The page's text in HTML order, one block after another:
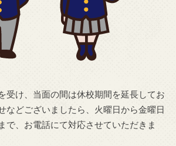
受け、当面の間は休校期間を延長してお
などございましたら、火曜日から金曜日
で、お電話にて対応させていただきま